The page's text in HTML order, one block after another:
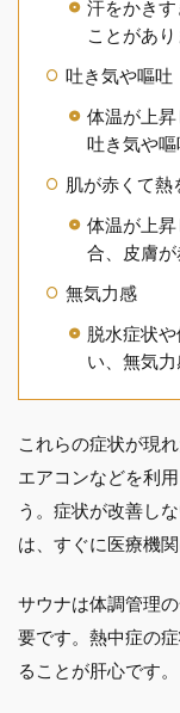
汗をかき
ことがあり
吐き気や嘔吐
体温が上昇
吐き気や嘔
肌が赤くて熱
体温が上
合、皮膚が
無気力感
脱水症状
い、無気力
これらの症状が現
エアコンなどを利
う。症状が改善し
は、すぐに医療機
サウナは体調管理
要です。熱中症の
ることが肝心です。